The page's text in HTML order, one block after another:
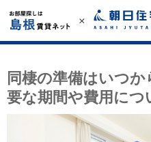
同棲の準備はいつ
要な期間や費用につ